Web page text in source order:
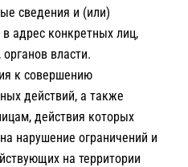
сведения и (или)
адрес конкретных лиц,
власти.
к совершению
действий, а также
действия которых
нарушение ограничений и
на территории